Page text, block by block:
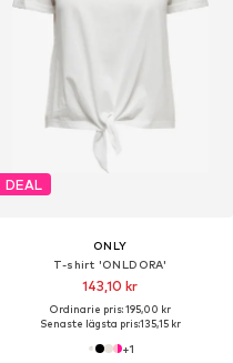
DEAL
ONLY
T-shirt 'ONLDORA'
143,10 kr
Ordinarie pris: 195,00 kr
Senaste lägsta pris:135,15 kr
+1